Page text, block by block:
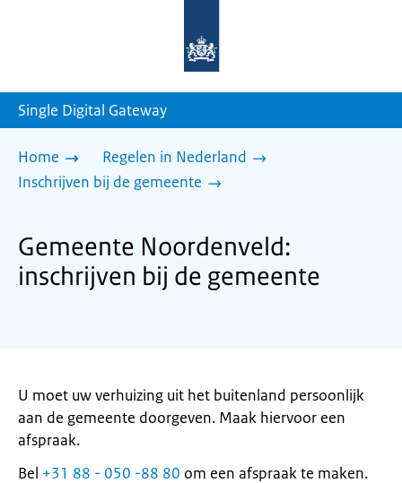
homepage
Single Digital Gateway
Home
Regelen in Nederland
Inschrijven bij de gemeente
Gemeente Noordenveld:
inschrijven bij de gemeente
U moet uw verhuizing uit het buitenland persoonlijk
aan de gemeente doorgeven. Maak hiervoor een
afspraak.
Bel +31 88 - 050 -88 80 om een afspraak te maken.